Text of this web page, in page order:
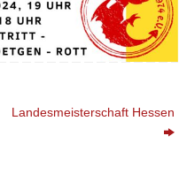
Landesmeisterschaft Hessen